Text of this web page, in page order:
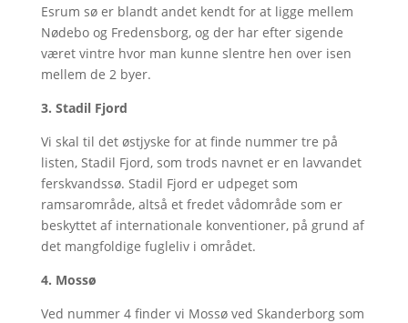
Esrum sø er blandt andet kendt for at ligge mellem
Nødebo og Fredensborg, og der har efter sigende
været vintre hvor man kunne slentre hen over isen
mellem de 2 byer.
3. Stadil Fjord
Vi skal til det østjyske for at finde nummer tre på
listen, Stadil Fjord, som trods navnet er en lavvandet
ferskvandssø. Stadil Fjord er udpeget som
ramsarområde, altså et fredet vådområde som er
beskyttet af internationale konventioner, på grund af
det mangfoldige fugleliv i området.
4. Mossø
Ved nummer 4 finder vi Mossø ved Skanderborg som